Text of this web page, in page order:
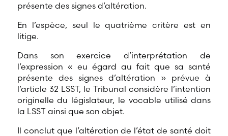
présente des signes d’altération.
En l’espèce, seul le quatrième critère est en
litige.
Dans son exercice d’interprétation de
l’expression « eu égard au fait que sa santé
présente des signes d’altération » prévue à
l’article 32 LSST, le Tribunal considère l’intention
originelle du législateur, le vocable utilisé dans
la LSST ainsi que son objet.
Il conclut que l’altération de l’état de santé doit